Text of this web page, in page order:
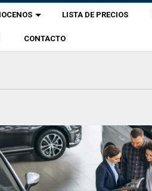
LISTA DE PRECIOS
CONTACTO